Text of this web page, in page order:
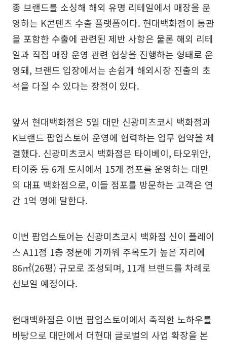
종 브랜드를 소싱해 해외 유명 리테일에서 매장을 운
영하는 K콘텐츠 수출 플랫폼이다. 현대백화점이 통관
을 포함한 수출에 관련된 제반 사항은 물론 해외 리테
일과 직접 매장 운영 관련 협상을 진행하는 형태로 운
영돼, 브랜드 입장에서는 손쉽게 해외시장 진출의 초
석을 다질 수 있다는 장점이 있다.
앞서 현대백화점은 5일 대만 신광미츠코시 백화점과
K브랜드 팝업스토어 운영에 협력하는 업무 협약을 체
결했다. 신광미츠코시 백화점은 타이베이, 타오위안,
타이중 등 6개 도시에서 15개 점포를 운영하는 대만
의 대표 백화점으로, 이들 점포를 방문하는 고객은 연
간 1억 명에 달한다.
이번 팝업스토어는 신광미츠코시 백화점 신이 플레이
스 A11점 1층 정문에 가까워 주목도가 높은 자리에
86㎡(26평) 규모로 조성되며, 11개 브랜드를 차례로
선보일 예정이다.
현대백화점은 이번 팝업스토어에서 축적한 노하우를
바탕으로 대만에서 더현대 글로벌의 사업 확장을 본